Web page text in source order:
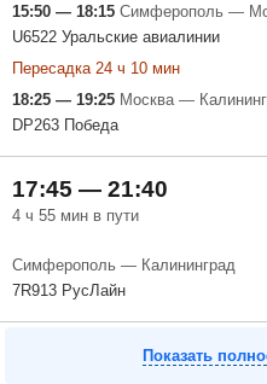
15:50 — 18:15 Симферополь —
U6522 Уральские авиалинии
Пересадка 24 ч 10 мин
18:25 — 19:25 Москва —
DP263 Победа
17:45 — 21:40
4 ч 55 мин в пути
Симферополь — Калининград
7R913 РусЛайн
Показать